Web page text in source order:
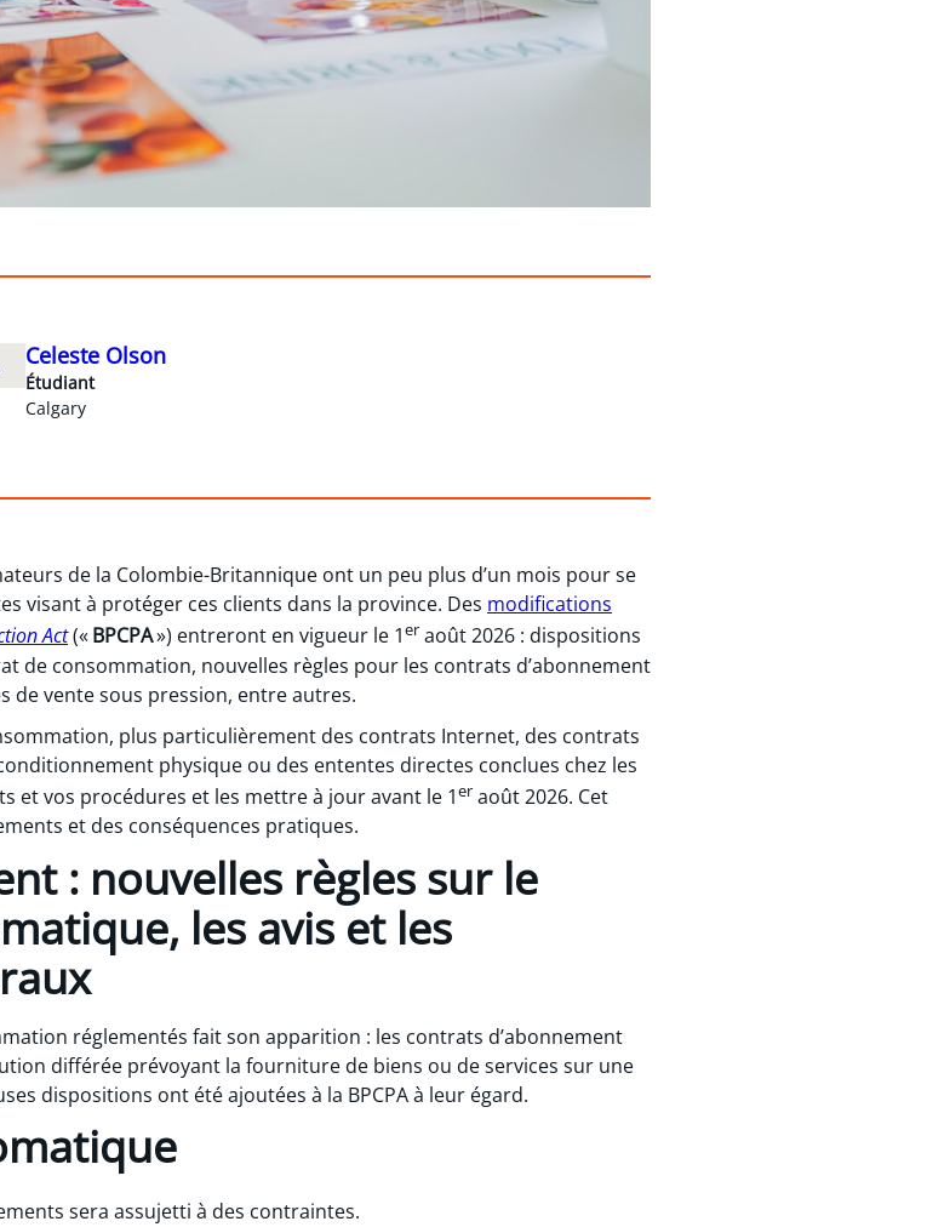
Celeste Olson
Étudiant
Calgary
de la Colombie-Britannique ont un peu plus d’un mois pour se
visant à protéger ces clients dans la province. Des modifications
Act(«BPCPA») entreront en vigueur le 1er août 2026 : dispositions
de consommation, nouvelles règles pour les contrats d’abonnement
de vente sous pression, entre autres.
plus particulièrement des contrats Internet, des contrats
physique ou des ententes directes conclues chez les
et vos procédures et les mettre à jour avant le 1er août 2026. Cet
et des conséquences pratiques.
: nouvelles règles sur le
les avis et les
réglementés fait son apparition : les contrats d’abonnement
différée prévoyant la fourniture de biens ou de services sur une
dispositions ont été ajoutées à la BPCPA à leur égard.
sera assujetti à des contraintes.